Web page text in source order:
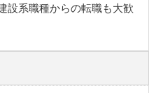
設系職種からの転職も大歓